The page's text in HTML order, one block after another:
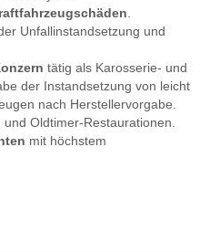
Unfallinstandsetzung und
tätig als Karosserie- und
der Instandsetzung von leicht
nach Herstellervorgabe.
und Oldtimer-Restaurationen.
mit höchstem